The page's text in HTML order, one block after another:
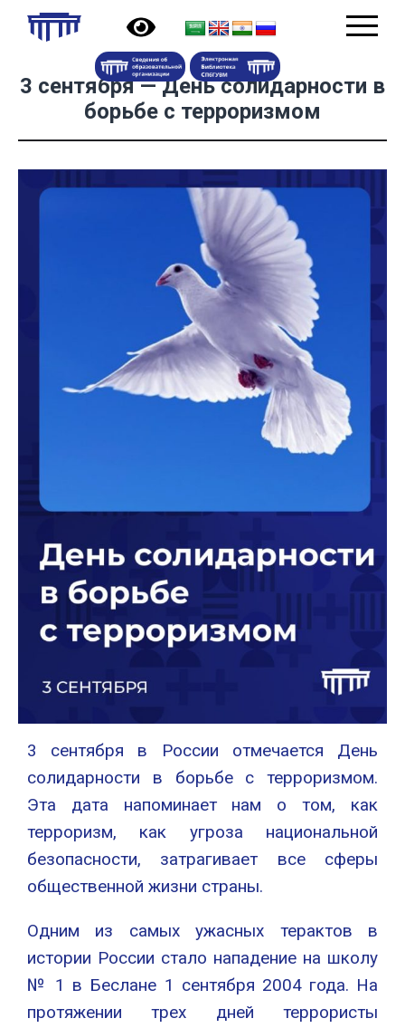
3 сентября — День солидарности в
борьбе с терроризмом
3 сентября в России отмечается День
солидарности в борьбе с терроризмом.
Эта дата напоминает нам о том, как
терроризм, как угроза национальной
безопасности, затрагивает все сферы
общественной жизни страны.
Одним из самых ужасных терактов в
истории России стало нападение на школу
№ 1 в Беслане 1 сентября 2004 года. На
протяжении трех дней террористы